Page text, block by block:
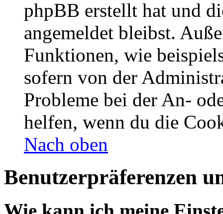
phpBB erstellt hat und
angemeldet bleibst.
Funktionen, wie
sofern von der
Probleme bei der An-
helfen, wenn du die
Nach oben
Benutzerpräferenzen